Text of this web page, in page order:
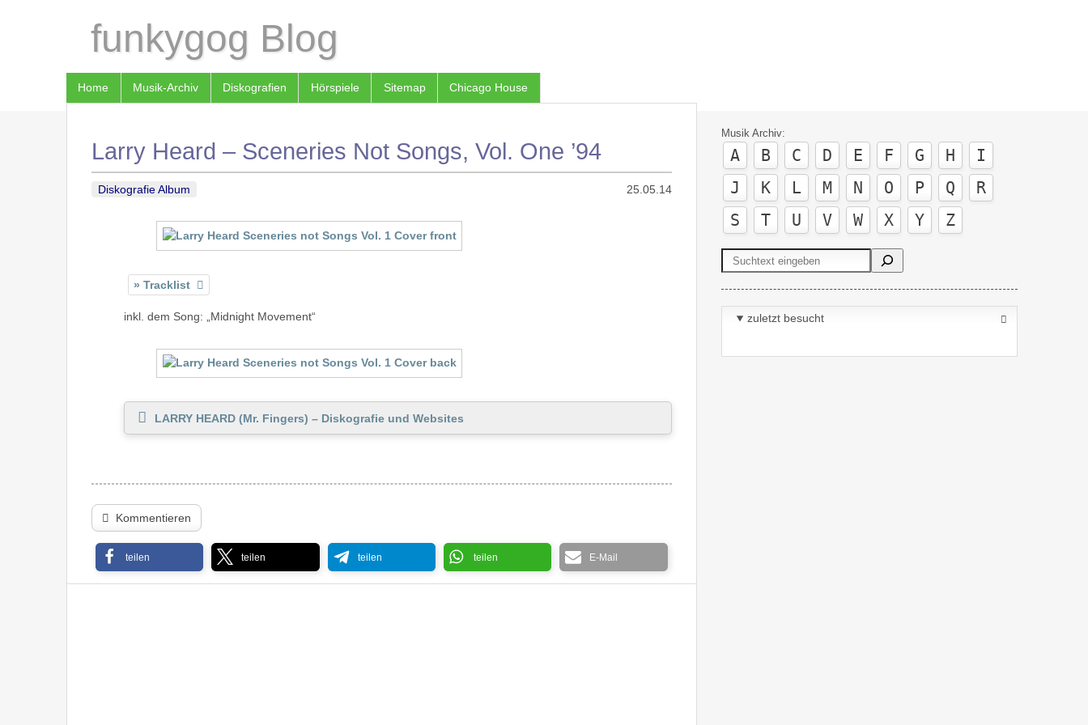
funkygog Blog
Home Musik-Archiv Diskografien Hörspiele Sitemap Chicago House
Larry Heard – Sceneries Not Songs, Vol. One ’94
Diskografie Album 25.05.14
Tracklist
inkl. dem Song: „Midnight Movement“
LARRY HEARD (Mr. Fingers) – Diskografie und Websites
Kommentieren
teilen teilen teilen teilen E-Mail
Musik Archiv:
A B C D E F G H
I
J
K L M N O P Q
R
S
T U V W X Y Z
Suchen
zuletzt besucht